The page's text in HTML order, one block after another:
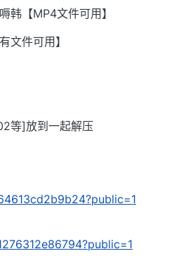
韩【MP4文件可用】
文件可用】
等]放到一起解压